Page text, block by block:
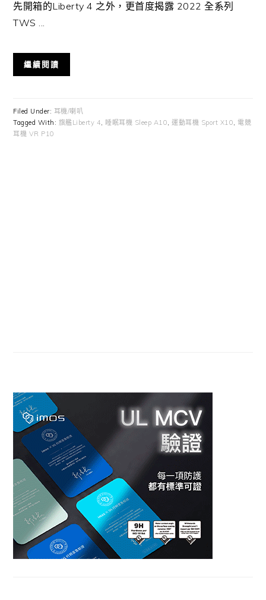
先開箱的Liberty 4 之外，更首度揭露 2022 全系列
TWS ...
繼續閱讀
Filed Under: 耳機/喇叭
Tagged With: 旗艦Liberty 4, 睡眠耳機 Sleep A10,運動耳機 Sport X10, 電競
耳機 VR P10